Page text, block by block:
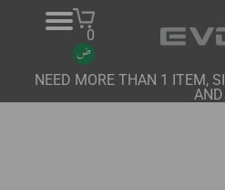
0
NEED MORE THAN 1 ITEM,